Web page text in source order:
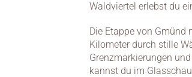
Waldviertel erlebst du
Die Etappe von Gmünd
Kilometer durch stille
Grenzmarkierungen
kannst du im